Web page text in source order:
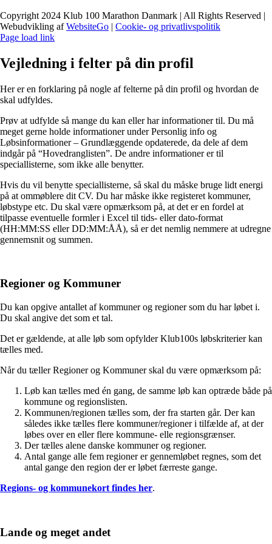
Copyright 2024 Klub 100 Marathon Danmark | All Rights Reserved |
Webudvikling afWebsiteGo | Cookie- og privatlivspolitik
Page load link
Vejledning i felter på din profil
Her er en forklaring på nogle af felterne på din profil og hvordan de
skal udfyldes.
Prøv at udfylde så mange du kan eller har informationer til. Du må
meget gerne holde informationer under Personlig info og
Løbsinformationer – Grundlæggende opdaterede, da dele af dem
indgår på “Hovedranglisten”. De andre informationer er til
speciallisterne, som ikke alle benytter.
Hvis du vil benytte speciallisterne, så skal du måske bruge lidt energi
på at ommøblere dit CV. Du har måske ikke registeret kommuner,
løbstype etc. Du skal være opmærksom på, at det er en fordel at
tilpasse eventuelle formler i Excel til tids- eller dato-format
(HH:MM:SS eller DD:MM:ÅÅ), så er det nemlig nemmere at udregne
gennemsnit og summen.
Regioner og Kommuner
Du kan opgive antallet af kommuner og regioner som du har løbet i.
Du skal angive det som et tal.
Det er gældende, at alle løb som opfylder Klub100s løbskriterier kan
tælles med.
Når du tæller Regioner og Kommuner skal du være opmærksom på:
Løb kan tælles med én gang, de samme løb kan optræde både på
kommune og regionslisten.
Kommunen/regionen tælles som, der fra starten går. Der kan
således ikke tælles flere kommuner/regioner i tilfælde af, at der
løbes over en eller flere kommune- elle regionsgrænser.
Der tælles alene danske kommuner og regioner.
Antal gange alle fem regioner er gennemløbet regnes, som det
antal gange den region der er løbet færreste gange.
Regions- og kommunekort findes her.
Lande og meget andet